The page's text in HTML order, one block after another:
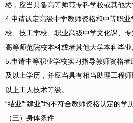
格，应当具备高等师范专科学校或其他
4.申请认定高级中学教师资格和中等职
校、技工学校、职业高级中学文化课、
高等师范院校本科或者其他大学本科毕业
5.申请中等职业学校实习指导教师资格
及以上学历，并应当具有相当助理工程
以上工人技术等级。
“结业”“肄业”均不符合教师资格认定的学
（三）身体条件